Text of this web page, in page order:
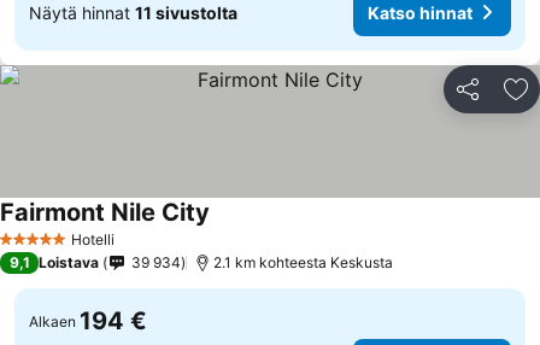
Näytä hinnat 11 sivustolta Katso hinnat
Jaa
5 Tähtiluokitus
Hotelli
Fairmont Nile City
9,1 Loistava 39 934 2.1 km kohteesta Keskusta
Alkaen 194 €